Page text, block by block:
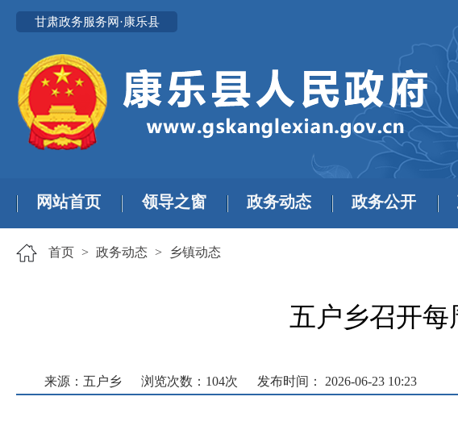
甘肃政务服务网·康乐县
网站首页 领导之窗 政务动态 政务公开
首页 > 政务动态 > 乡镇动态
五户乡召开
来源：五户乡 浏览次数： 104次 发布时间： 2026-06-23 10:23